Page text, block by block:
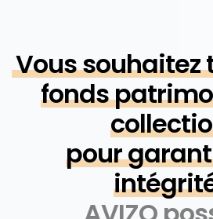
Vous
fonds
pour